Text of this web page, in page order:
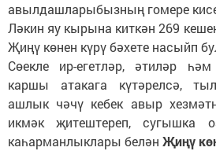
авылдашларыбызның гомере
Ләкин яу кырына киткән 269
Җиңү көнен күрү бәхете насыйп
Сөекле ир-егетләр, әтиләр
каршы атакага күтәрелсә,
ашлык чәчү кебек авыр
икмәк җитештереп, сугышка
каһарманлыклары белән Җиңү